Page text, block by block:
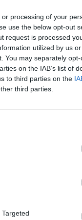
processing of your
use the below opt-out
request is processed
utilized by us
You may separately
on the IAB’s list of
to third parties on the
third parties.
affabile
tra
l'arrivo
per
del
States?
strategia